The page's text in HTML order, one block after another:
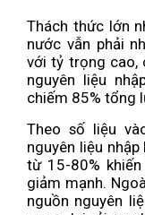
Thách thức lớn
nước vẫn phải
với tỷ trọng cao,
nguyên liệu
chiếm 85% tổng
Theo số liệu
nguyên liệu
từ 15-80%
giảm mạnh.
nguồn nguyên